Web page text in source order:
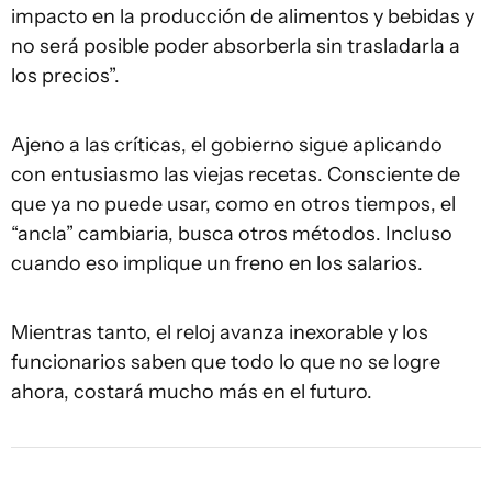
impacto en la producción de alimentos y bebidas y
no será posible poder absorberla sin trasladarla a
los precios”.
Ajeno a las críticas, el gobierno sigue aplicando
con entusiasmo las viejas recetas. Consciente de
que ya no puede usar, como en otros tiempos, el
“ancla” cambiaria, busca otros métodos. Incluso
cuando eso implique un freno en los salarios.
Mientras tanto, el reloj avanza inexorable y los
funcionarios saben que todo lo que no se logre
ahora, costará mucho más en el futuro.